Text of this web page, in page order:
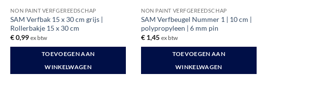
NON PAINT VERFGEREEDSCHAP
SAM Verfbak 15 x 30 cm grijs |
Rollerbakje 15 x 30 cm
€0,99 ex btw
TOEVOEGEN AAN
WINKELWAGEN
NON PAINT VERFGEREEDSCHAP
SAM Verfbeugel Nummer 1 | 10 cm |
polypropyleen | 6 mm pin
€ 1,45 ex btw
TOEVOEGEN AAN
WINKELWAGEN